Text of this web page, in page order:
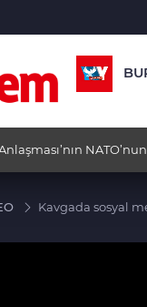
Kavgada sosyal